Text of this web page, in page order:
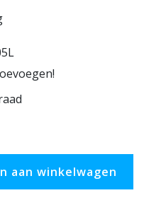
aan winkelwagen